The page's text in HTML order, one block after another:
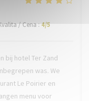
/ Cena:4/5
bij hotel Ter Zand
was. We
Le Poirier en
menu voor